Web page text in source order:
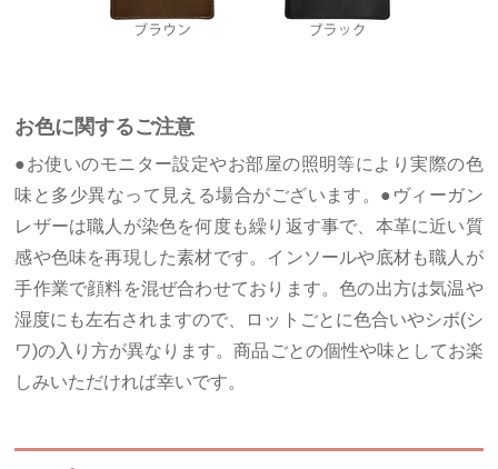
お色に関するご注意
●お使いのモニター設定やお部屋の照明等により実際の色
味と多少異なって見える場合がございます。●ヴィーガン
レザーは職人が染色を何度も繰り返す事で、本革に近い質
感や色味を再現した素材です。インソールや底材も職人が
手作業で顔料を混ぜ合わせております。色の出方は気温や
湿度にも左右されますので、ロットごとに色合いやシボ(シ
ワ)の入り方が異なります。商品ごとの個性や味としてお楽
しみいただければ幸いです。